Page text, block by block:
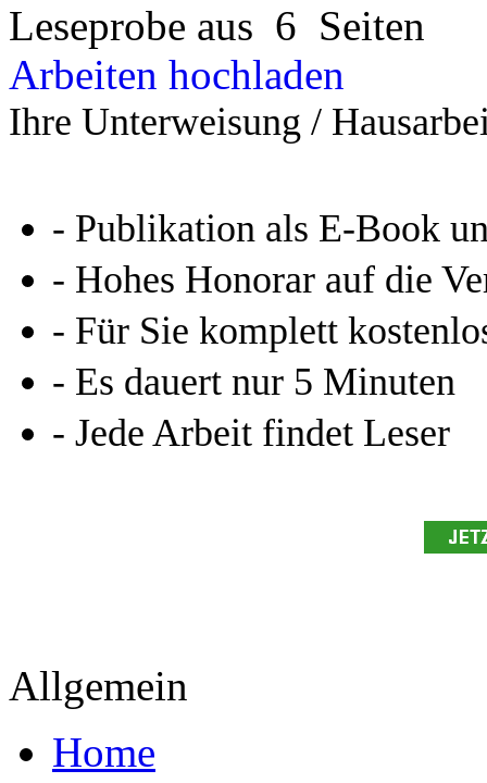
Leseprobe aus 6 Seiten
Arbeiten hochladen
Ihre Unterweisung /
- Publikation als E-Book
- Hohes Honorar auf die
- Für Sie komplett
- Es dauert nur 5 Minuten
- Jede Arbeit findet Leser
Allgemein
Home